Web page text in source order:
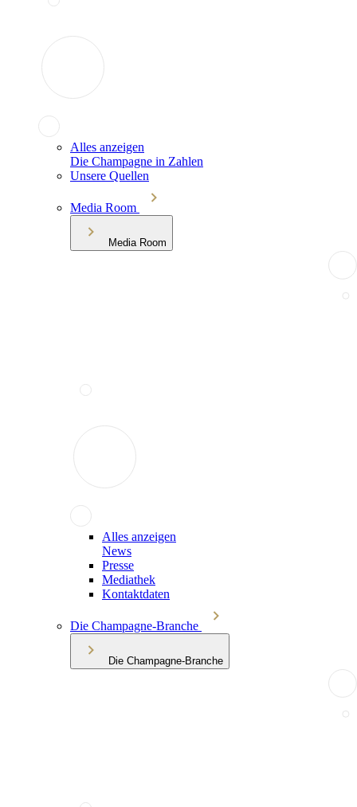
Alles anzeigen
Die Champagne in Zahlen
Unsere Quellen
Media Room
Media Room
Alles anzeigen
News
Presse
Mediathek
Kontaktdaten
Die Champagne-Branche
Die Champagne-Branche